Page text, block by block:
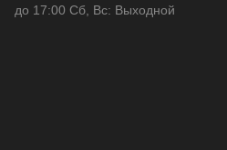
до 17:00 Сб, Вс: Выходной